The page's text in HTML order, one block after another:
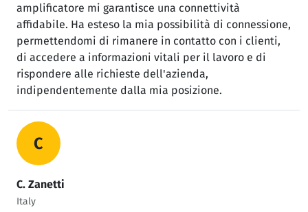
amplificatore mi garantisce una connettività
affidabile. Ha esteso la mia possibilità di connessione,
permettendomi di rimanere in contatto con i clienti,
di accedere a informazioni vitali per il lavoro e di
rispondere alle richieste dell'azienda,
indipendentemente dalla mia posizione.
C
C. Zanetti
Italy